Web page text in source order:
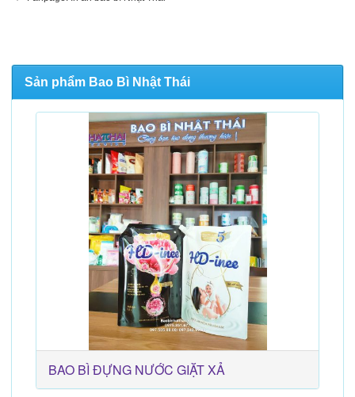
Sản phẩm Bao Bì Nhật Thái
BAO BÌ ĐỰNG NƯỚC GIẶT XẢ